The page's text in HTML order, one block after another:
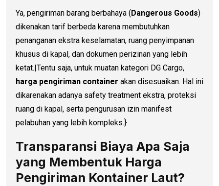
Ya, pengiriman barang berbahaya ( Dangerous Goods)
dikenakan tarif berbeda karena membutuhkan
penanganan ekstra keselamatan, ruang penyimpanan
khusus di kapal, dan dokumen perizinan yang lebih
ketat.|Tentu saja, untuk muatan kategori DG Cargo,
harga pengiriman container akan disesuaikan. Hal ini
dikarenakan adanya safety treatment ekstra, proteksi
ruang di kapal, serta pengurusan izin manifest
pelabuhan yang lebih kompleks.}
Transparansi Biaya Apa Saja
yang Membentuk Harga
Pengiriman Kontainer Laut?